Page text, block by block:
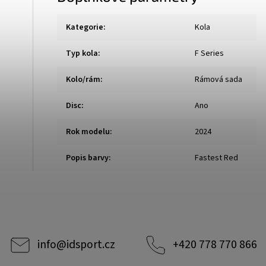
Kategorie: Kola
Typ kola: F Series
Kolo/rám: Rámová sada
Disc: Ano
Rok modelu: 2024
Popis barvy: Fastest Red
info@idsport.cz +420 778 770 866